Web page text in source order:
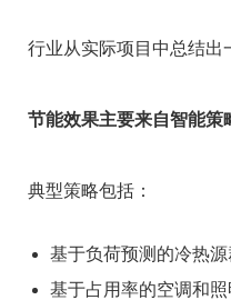
行业从实际项目中总结出
节能效果主要来自智能策
典型策略包括：
基于负荷预测的冷热
基于占用率的空调和